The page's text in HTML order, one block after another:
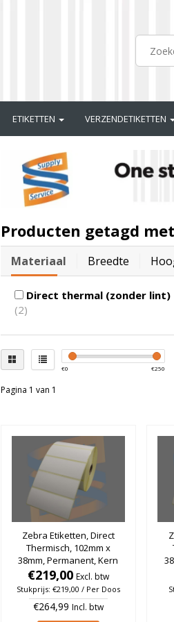
ETIKETTEN VERZENDETIKETTEN
Producten getagd
Materiaal Breedte
Direct thermal (zonder lint)
(2)
€0 €250
Pagina 1 van 1
Zebra Etiketten, Direct
Thermisch, 102mm x
38mm, Permanent, Kern
25mm, rol à 1.790 stuks
(Per doos)
€219,00 Excl. btw
Stukprijs: €219,00 / Per Doos
€264,99 Incl. btw